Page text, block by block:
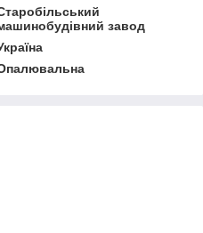
завод